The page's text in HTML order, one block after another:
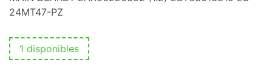
24MT47-PZ
1 disponibles